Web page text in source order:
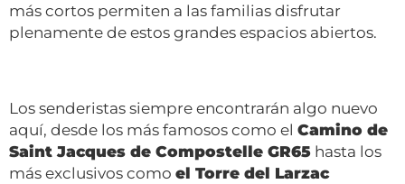
más cortos permiten a las familias disfrutar
plenamente de estos grandes espacios abiertos.
Los senderistas siempre encontrarán algo nuevo
aquí, desde los más famosos como el Camino de
Saint Jacques de Compostelle GR65 hasta los
más exclusivos como el Torre del Larzac